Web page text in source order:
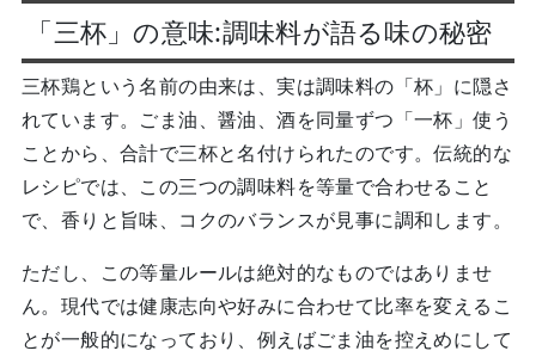
「三杯」の意味:調味料が語る味の秘密
三杯鶏という名前の由来は、実は調味料の「杯」に隠さ
れています。ごま油、醤油、酒を同量ずつ「一杯」使う
ことから、合計で三杯と名付けられたのです。伝統的な
レシピでは、この三つの調味料を等量で合わせること
で、香りと旨味、コクのバランスが見事に調和します。
ただし、この等量ルールは絶対的なものではありませ
ん。現代では健康志向や好みに合わせて比率を変えるこ
とが一般的になっており、例えばごま油を控えめにして